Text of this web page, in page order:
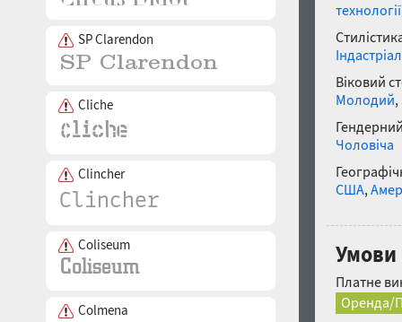
SP Clarendon
Cliche
Clincher
Coliseum
Colmena
технології
Індастріал
Віковий
Молодий,
Чоловіча
США,
Умови
Платне
Оренда/